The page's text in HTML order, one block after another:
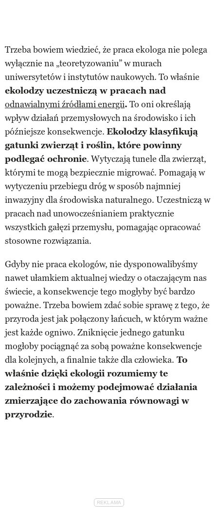
Trzeba bowiem wiedzieć, że praca ekologa nie polega
wyłącznie na „teoretyzowaniu” w murach
uniwersytetów i instytutów naukowych. To właśnie
ekolodzy uczestniczą w pracach nad
odnawialnymi źródłami energii. To oni określają
wpływ działań przemysłowych na środowisko i ich
późniejsze konsekwencje. Ekolodzy klasyfikują
gatunki zwierząt i roślin, które powinny
podlegać ochronie. Wytyczają tunele dla zwierząt,
którymi te mogą bezpiecznie migrować. Pomagają w
wytyczeniu przebiegu dróg w sposób najmniej
inwazyjny dla środowiska naturalnego. Uczestniczą w
pracach nad unowocześnianiem praktycznie
wszystkich gałęzi przemysłu, pomagając opracować
stosowne rozwiązania.
Gdyby nie praca ekologów, nie dysponowalibyśmy
nawet ułamkiem aktualnej wiedzy o otaczającym nas
świecie, a konsekwencje tego mogłyby być bardzo
poważne. Trzeba bowiem zdać sobie sprawę z tego, że
przyroda jest jak połączony łańcuch, w którym ważne
jest każde ogniwo. Zniknięcie jednego gatunku
mogłoby pociągnąć za sobą poważne konsekwencje
dla kolejnych, a finalnie także dla człowieka. To
właśnie dzięki ekologii rozumiemy te
zależności i możemy podejmować działania
zmierzające do zachowania równowagi w
przyrodzie.